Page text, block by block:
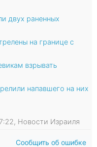
двух раненных
на границе с
взрывать
напавшего на них
Новости Израиля
Сообщить об ошибке